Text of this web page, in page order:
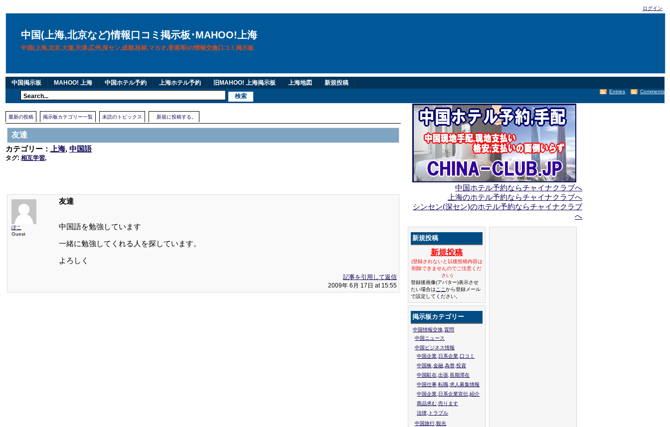
ログイン
中国(上海,北京など)情報口コミ掲示板･MAHOO!上海
中国(上海,北京,大連,天津,広州,深セン,成都,桂林,マカオ,香港等)の情報交換口コミ掲示板
中国掲示板 MAHOO! 上海 中国ホテル予約 上海ホテル予約 旧MAHOO! 上海掲示板 上海地図 新規投稿
Comments
Entries
最新の投稿 掲示板カテゴリー一覧 未読のトピックス 新規に投稿する。
友達
カテゴリー：
上海, 中国語
タグ: 相互学習,
ぽこ
Guest
友達
中国語を勉強しています
一緒に勉強してくれる人を探しています。
よろしく
記事を引用して返信
2009年 6月 17日 at 15:55
中国ホテル予約ならチャイナクラブへ
上海のホテル予約ならチャイナクラブへ
シンセン(深セン)のホテル予約ならチャイナクラブ
へ
新規投稿
新規投稿
(登録されないと以後投稿内容は
削除できませんのでご注意くだ
さい)
登録後画像(アバター)表示させ
たい場合は ここから登録メール
で設定してください。
掲示板カテゴリー
中国情報交換,質問
中国ニュース
中国ビジネス情報
中国企業,日系企業,口コミ
中国株,金融,為替,投資
中国駐在,出張,長期滞在
中国仕事,転職,求人募集情報
中国企業,日系企業宣伝,紹介
商品求む,売ります
法律,トラブル
中国旅行,観光